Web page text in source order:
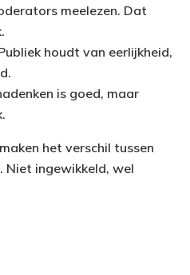
meelezen. Dat
houdt van eerlijkheid,
is goed, maar
het verschil tussen
Niet ingewikkeld, wel